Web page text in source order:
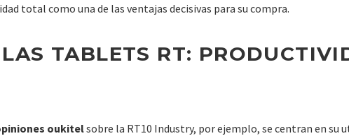
total como una de las ventajas decisivas para su compra.
TABLETS RT:
oukitelsobre la RT10 Industry, por ejemplo, se centran en su